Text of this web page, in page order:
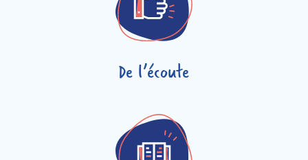
De l’écoute